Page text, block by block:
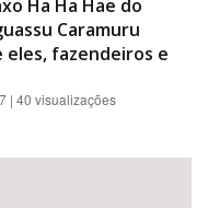
Ha Ha Hae do
Caramuru
fazendeiros e
| 40 visualizações